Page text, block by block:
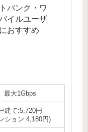
バンク・ワ
イルユーザ
おすすめ
最大1Gbps
建て:5,720円
ション:4,180円)